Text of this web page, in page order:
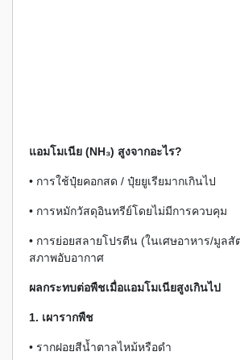
แอมโมเนีย (NH₃) สูงจากอะไร?
• การใช้ปุ๋ยคอกสด / ปุ๋ยยูเรียมากเกินไป
• การหมักวัสดุอินทรีย์โดยไม่มีการควบคุม
• การย่อยสลายโปรตีน (ในเศษอาหาร/มูลสั
สภาพอับอากาศ
ผลกระทบต่อพืชเมื่อแอมโมเนียสูงเกินไป
1. เผารากพืช
• รากฝอยสีน้ำตาลไหม้หรือดำ